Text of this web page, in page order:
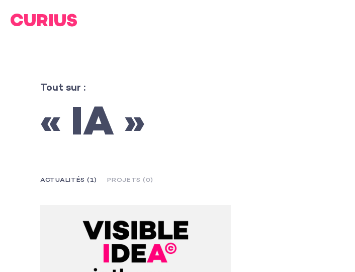
L’agence
Les projets
Tout sur :
« IA »
ACTUALITÉS (1) PROJETS (0)